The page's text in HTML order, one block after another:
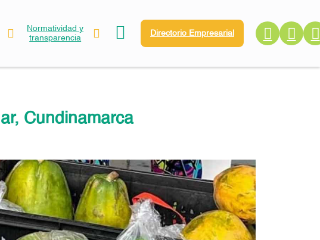
Normatividad y
transparencia
Directorio Empresarial
Cundinamarca